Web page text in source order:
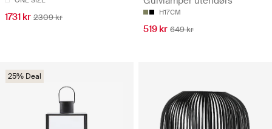
1731 kr 2309 kr H17CM
519 kr 649 kr
25% Deal